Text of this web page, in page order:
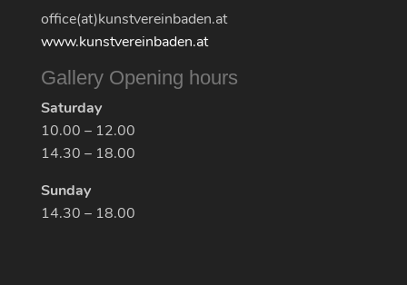
office(at)kunstvereinbaden.at
www.kunstvereinbaden.at
Gallery Opening hours
Saturday
10.00 – 12.00
14.30 – 18.00
Sunday
14.30 – 18.00